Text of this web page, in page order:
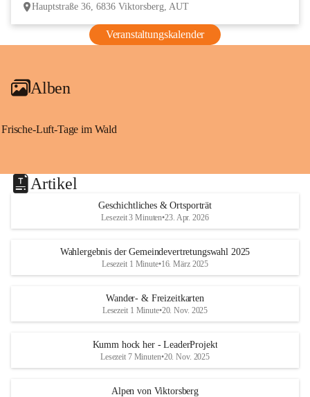
Hauptstraße 36, 6836 Viktorsberg, AUT
Veranstaltungskalender
Alben
Frische-Luft-Tage im Wald
Artikel
Geschichtliches & Ortsporträt
Lesezeit 3 Minuten•23. Apr. 2026
Wahlergebnis der Gemeindevertretungswahl 2025
Lesezeit 1 Minute•16. März 2025
Wander- & Freizeitkarten
Lesezeit 1 Minute•20. Nov. 2025
Kumm hock her - LeaderProjekt
Lesezeit 7 Minuten•20. Nov. 2025
Alpen von Viktorsberg